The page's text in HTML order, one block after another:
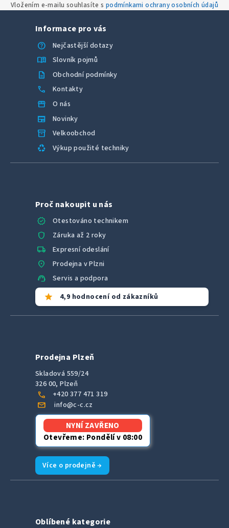
Vložením e-mailu souhlasíte s podmínkami ochrany osobních údajů
Informace pro vás
help
Nejčastější dotazy
menu_book Slovník pojmů
description Obchodní podmínky
call Kontakty
storefront O nás
newspaper Novinky
inventory_2 Velkoobchod
recycling Výkup použité techniky
Proč nakoupit u nás
verified
Otestováno technikem
shield Záruka až 2 roky
local_shipping Expresní odeslání
location_on Prodejna v Plzni
support_agent Servis a podpora
star 4,9 hodnocení od zákazníků
Prodejna Plzeň
Skladová 559/24
326 00, Plzeň
call +420 377 471 319
mail info@c-c.cz
NYNÍ ZAVŘENO
Otevřeme: Pondělí v 08:00
Více o prodejně →
Oblíbené kategorie